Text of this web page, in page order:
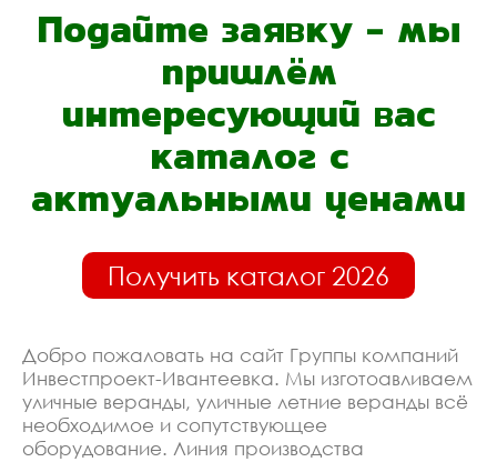
Подайте заявку - мы
пришлём
интересующий вас
каталог с
актуальными ценами
Получить каталог 2026
Добро пожаловать на сайт Группы компаний
Инвестпроект-Ивантеевка. Мы изготоавливаем
уличные веранды, уличные летние веранды всё
необходимое и сопутствующее
оборудование. Линия производства